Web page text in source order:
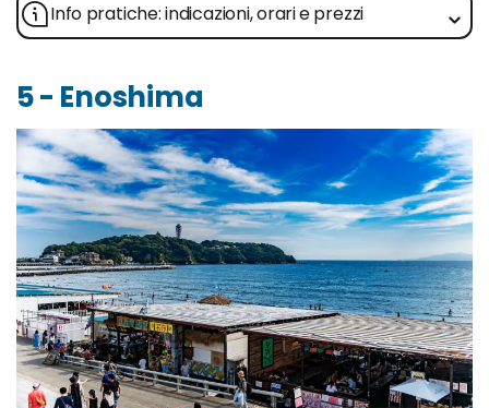
Info pratiche: indicazioni, orari e prezzi
5 - Enoshima